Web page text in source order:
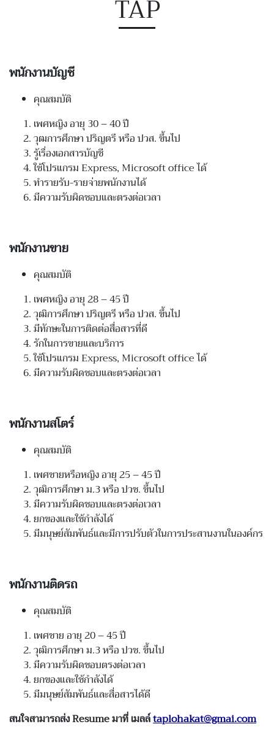
TAP
พนักงานบัญชี
คุณสมบัติ
เพศหญิง อายุ 30 – 40ปี
วุฒการศึกษา ปริญตรี หรือ ปวส.ขึ้นไป
รู้เรื่องเอกสารบัญชี
ใช้โปรแกรม Express, Microsoft officeได้
ทำรายรับ-รายจ่ายพนักงานได้
มีความรับผิดชอบและตรงต่อเวลา
พนักงานขาย
คุณสมบัติ
เพศหญิง อายุ28 – 45ปี
วุฒิการศึกษา ปริญตรี หรือ ปวส.ขึ้นไป
มีทักษะในการติดต่อสื่อสารที่ดี
รักในการขายและบริการ
ใช้โปรแกรม Express,Microsoft officeได้
มีความรับผิดชอบและตรงต่อเวลา
พนักงานสโตร์
คุณสมบัติ
เพศชายหรือหญิง อายุ25 – 45ปี
วุฒิการศึกษา ม.3หรือ ปวช.ขึ้นไป
มีความรับผิดชอบและตรงต่อเวลา
ยกของและใช้กำลังได้
มีมนุษย์สัมพันธ์และมีการปรับตัวในการประสานงานในองค์กร
พนักงานติดรถ
คุณสมบัติ
เพศชายอายุ20–45ปี
วุฒิการศึกษา ม.3หรือ ปวช.ขึ้นไป
มีความรับผิดชอบตรงต่อเวลา
ยกของและใช้กำลังได้
มีมนุษย์สัมพันธ์และสื่อสารได้ดี
สนใจสามารถส่ง Resume มาที่ เมลล์taplohakat@gmai.com